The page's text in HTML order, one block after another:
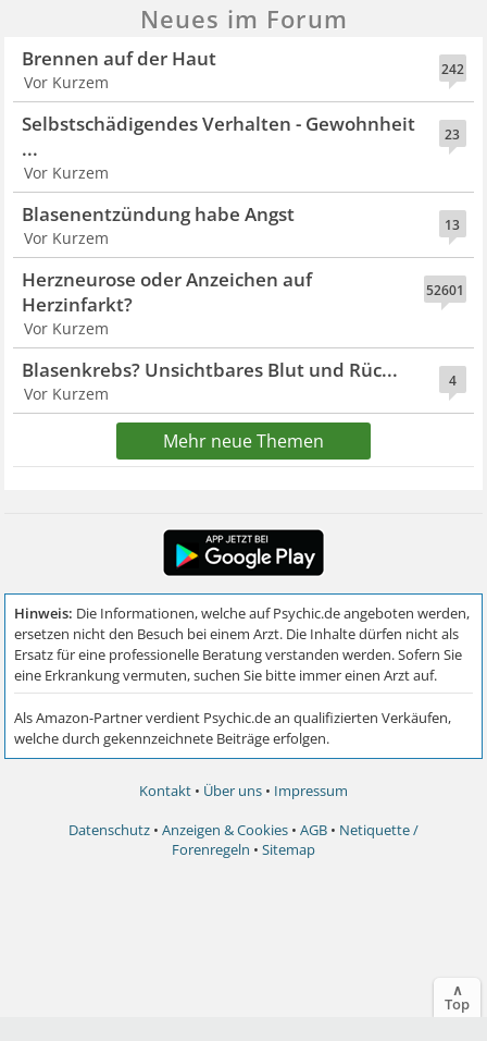
Neues im Forum
242
Brennen auf der Haut
Vor Kurzem
23
Selbstschädigendes Verhalten - Gewohnheit
...
Vor Kurzem
13
Blasenentzündung habe Angst
Vor Kurzem
52601
Herzneurose oder Anzeichen auf
Herzinfarkt?
Vor Kurzem
4
Blasenkrebs? Unsichtbares Blut und Rüc...
Vor Kurzem
Mehr neue Themen
Kontakt • Über uns • Impressum
Datenschutz • Anzeigen & Cookies • AGB • Netiquette /
Forenregeln • Sitemap
∧
Top